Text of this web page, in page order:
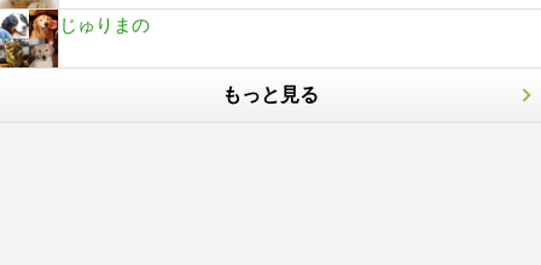
じゅりまの
もっと見る